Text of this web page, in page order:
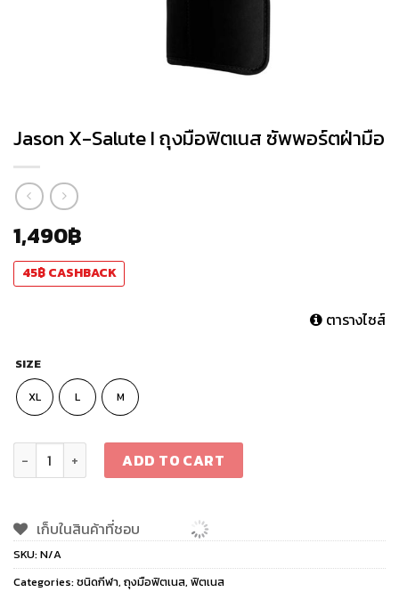
Jason X-Salute I ถุงมือฟิตเนส ซัพพอร์ตฝ่ามือ
1,490฿
45฿CASHBACK
ตารางไซส์
SIZE
XL L M
Jason X-Salute I ถุงมือฟิตเนส ซัพพอร์ตฝ่ามือ quantity
ADD TO CART
เก็บในสินค้าที่ชอบ
SKU:N/A
Categories:ชนิดกีฬา, ถุงมือฟิตเนส, ฟิตเนส